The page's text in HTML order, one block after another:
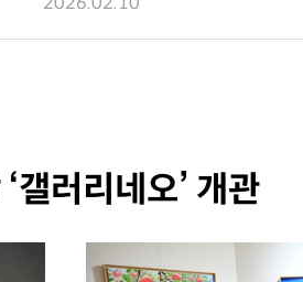
갤러리네오’ 개관